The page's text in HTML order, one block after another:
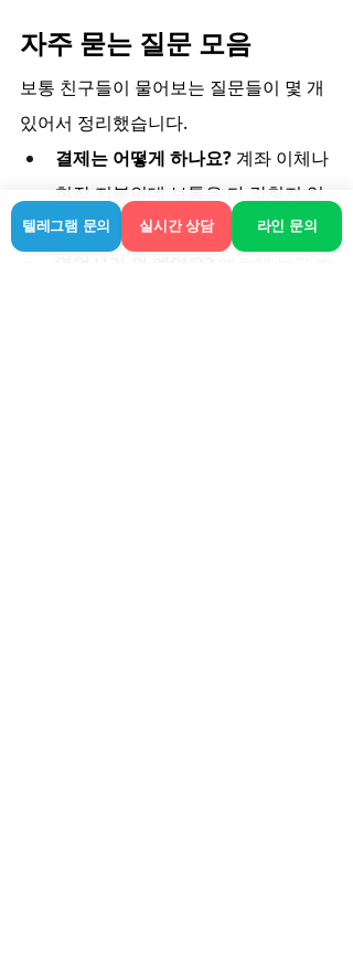
자주 묻는 질문 모음
보통 친구들이 물어보는 질문들이 몇 개
있어서 정리했습니다.
결제는 어떻게 하나요? 계좌 이체나
현장 지불인데 보통은 다 갖춰져 있
습니다.
텔레그램 문의 실시간 상담 라인 문의